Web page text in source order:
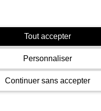
Tout accepter
Personnaliser
Continuer sans accepter